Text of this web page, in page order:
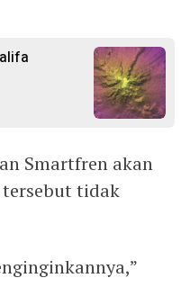
Smartfren akan
tersebut tidak